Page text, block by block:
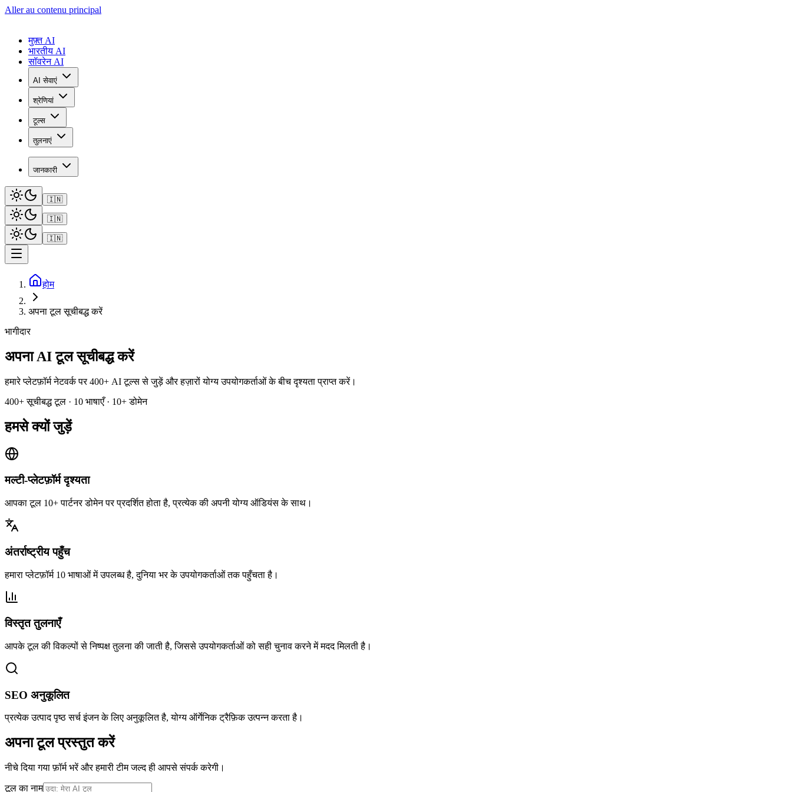
Aller au contenu principal
मुफ़्त AI
भारतीय AI
सॉवरेन AI
AI सेवाएं
श्रेणियां
टूल्स
तुलनाएं
जानकारी
🇮🇳
🇮🇳
🇮🇳
होम
अपना टूल सूचीबद्ध करें
भागीदार
अपना AI टूल सूचीबद्ध करें
हमारे प्लेटफ़ॉर्म नेटवर्क पर 400+ AI टूल्स से जुड़ें और हज़ारों योग्य उपयोगकर्ताओं के बीच दृश्यता प्राप्त करें।
400+ सूचीबद्ध टूल · 10 भाषाएँ · 10+ डोमेन
हमसे क्यों जुड़ें
मल्टी-प्लेटफ़ॉर्म दृश्यता
आपका टूल 10+ पार्टनर डोमेन पर प्रदर्शित होता है, प्रत्येक की अपनी योग्य ऑडियंस के साथ।
अंतर्राष्ट्रीय पहुँच
हमारा प्लेटफ़ॉर्म 10 भाषाओं में उपलब्ध है, दुनिया भर के उपयोगकर्ताओं तक पहुँचता है।
विस्तृत तुलनाएँ
आपके टूल की विकल्पों से निष्पक्ष तुलना की जाती है, जिससे उपयोगकर्ताओं को सही चुनाव करने में मदद मिलती है।
SEO अनुकूलित
प्रत्येक उत्पाद पृष्ठ सर्च इंजन के लिए अनुकूलित है, योग्य ऑर्गेनिक ट्रैफ़िक उत्पन्न करता है।
अपना टूल प्रस्तुत करें
नीचे दिया गया फ़ॉर्म भरें और हमारी टीम जल्द ही आपसे संपर्क करेगी।
टूल का नाम